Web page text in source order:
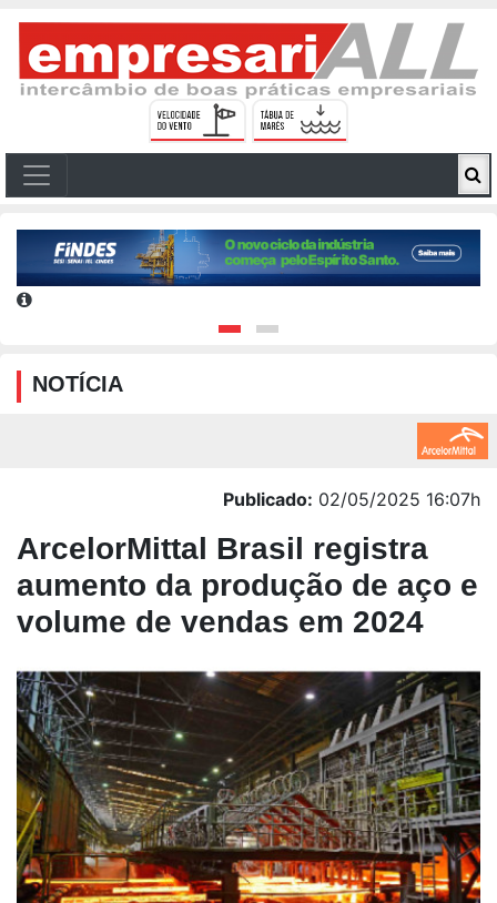
NOTÍCIA
Publicado: 02/05/2025 16:07h
ArcelorMittal Brasil registra
aumento da produção de aço e
volume de vendas em 2024